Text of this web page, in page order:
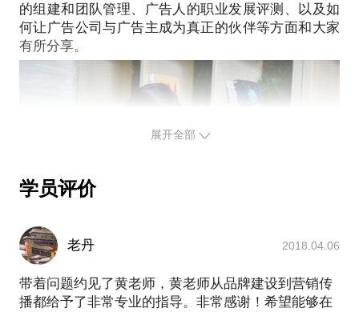
的组建和团队管理、广告人的职业发展评测、以及如
何让广告公司与广告主成为真正的伙伴等方面和大家
展开全部
学员评价
老丹 2018.04.06
带着问题约见了黄老师，黄老师从品牌建设到营销传
播都给予了非常专业的指导。非常感谢！希望能够在